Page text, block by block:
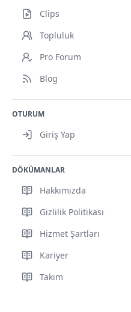
Clips
Topluluk
Pro Forum
Blog
OTURUM
Giriş Yap
DÖKÜMANLAR
Hakkımızda
Gizlilik Politikası
Hizmet Şartları
Kariyer
Takım